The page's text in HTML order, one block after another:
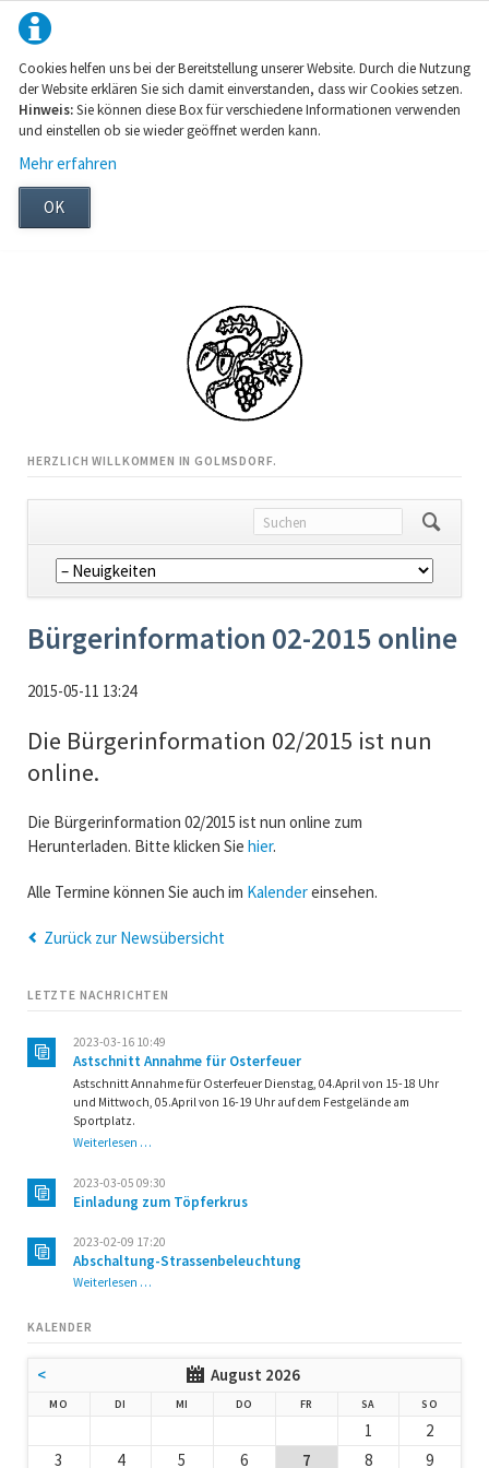
Cookies helfen uns bei der Bereitstellung unserer Website. Durch die Nutzung
der Website erklären Sie sich damit einverstanden, dass wir Cookies setzen.
Hinweis:Sie können diese Box für verschiedene Informationen verwenden
und einstellen ob sie wieder geöffnet werden kann.
Mehr erfahren
OK
HERZLICH WILLKOMMEN IN GOLMSDORF.
Navigation
überspringen
Bürgerinformation 02-2015 online
2015-05-11 13:24
Die Bürgerinformation 02/2015 ist nun
online.
Die Bürgerinformation 02/2015 ist nun online zum
Herunterladen. Bitte klicken Sie hier.
Alle Termine können Sie auch im Kalendereinsehen.
Zurück zur Newsübersicht
LETZTE NACHRICHTEN
2023-03-16 10:49
Astschnitt Annahme für Osterfeuer
Astschnitt Annahme für Osterfeuer Dienstag, 04.April von 15-18 Uhr
und Mittwoch, 05.April von 16-19 Uhr auf dem Festgelände am
Sportplatz.
Weiterlesen …Astschnitt
für
Osterfeuer
2023-03-05 09:30
Einladung zum Töpferkrus
2023-02-09 17:20
Abschaltung-Strassenbeleuchtung
Weiterlesen …Abschaltung-
KALENDER
< August 2026
MO DI MI DO NNERSTAG
FR SA SO
1
2
3
4 5 6 7 8 9